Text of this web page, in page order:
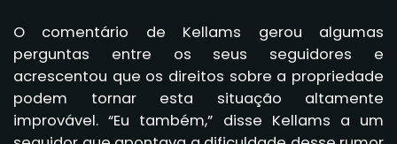
O comentário de Kellams gerou algumas
perguntas entre os seus seguidores e
acrescentou que os direitos sobre a propriedade
podem tornar esta situação altamente
improvável. “Eu também,” disse Kellams a um